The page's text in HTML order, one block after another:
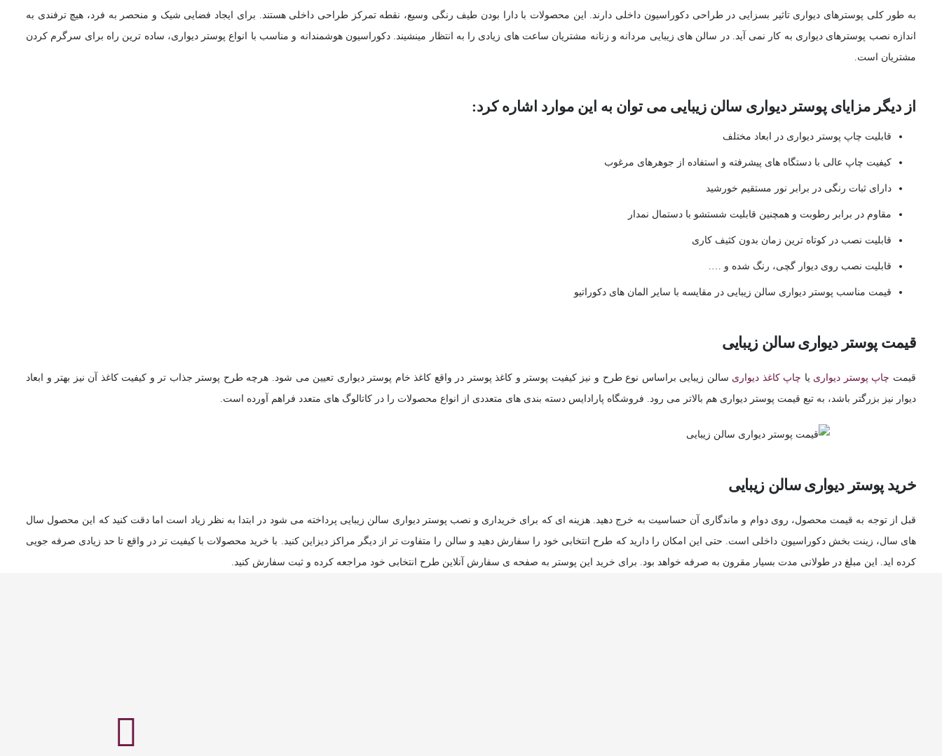
به طور کلی پوسترهای دیواری تاثیر بسزایی در طراحی دکوراسیون داخلی دارند. این محصولات با دارا بودن طیف رنگی وسیع، نقطه تمرکز طراحی داخلی هستند. برای ایجاد فضایی شیک و منحصر به فرد، هیچ ترفندی به
اندازه نصب پوسترهای دیواری به کار نمی آید. در سالن های زیبایی مردانه و زنانه مشتریان ساعت های زیادی را به انتظار مینشیند. دکوراسیون هوشمندانه و مناسب با انواع پوستر دیواری، ساده ترین راه برای سرگرم کردن
مشتریان است.
از دیگر مزایای پوستر دیواری سالن زیبایی می توان به این موارد اشاره کرد:
قابلیت چاپ پوستر دیواری در ابعاد مختلف
کیفیت چاپ عالی با دستگاه های پیشرفته و استفاده از جوهرهای مرغوب
دارای ثبات رنگی در برابر نور مستقیم خورشید
مقاوم در برابر رطوبت و همچنین قابلیت شستشو با دستمال نمدار
قابلیت نصب در کوتاه ترین زمان بدون کثیف کاری
قابلیت نصب روی دیوار گچی، رنگ شده و ….
قیمت مناسب پوستر دیواری سالن زیبایی در مقایسه با سایر المان های دکوراتیو
قیمت پوستر دیواری سالن زیبایی
قیمت چاپ پوستر دیواری یا چاپ کاغذ دیواری سالن زیبایی براساس نوع طرح و نیز کیفیت پوستر و کاغذ پوستر در واقع کاغذ خام پوستر دیواری تعیین می شود. هرچه طرح پوستر جذاب تر و کیفیت کاغذ آن نیز بهتر و ابعاد
دیوار نیز بزرگتر باشد، به تبع قیمت پوستر دیواری هم بالاتر می رود. فروشگاه پارادایس دسته بندی های متعددی از انواع محصولات را در کاتالوگ های متعدد فراهم آورده است.
خرید پوستر دیواری سالن زیبایی
قبل از توجه به قیمت محصول، روی دوام و ماندگاری آن حساسیت به خرج دهید. هزینه ای که برای خریداری و نصب پوستر دیواری سالن زیبایی پرداخته می شود در ابتدا به نظر زیاد است اما دقت کنید که این محصول سال
های سال، زینت بخش دکوراسیون داخلی است. حتی این امکان را دارید که طرح انتخابی خود را سفارش دهید و سالن را متفاوت تر از دیگر مراکز دیزاین کنید. با خرید محصولات با کیفیت تر در واقع تا حد زیادی صرفه جویی
کرده اید. این مبلغ در طولانی مدت بسیار مقرون به صرفه خواهد بود. برای خرید این پوستر به صفحه ی سفارش آنلاین طرح انتخابی خود مراجعه کرده و ثبت سفارش کنید.